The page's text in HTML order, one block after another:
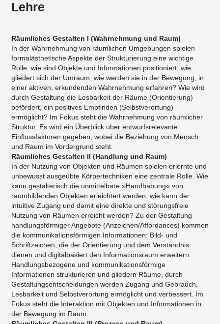
Lehre
Räumliches Gestalten I (Wahrnehmung und Raum)
In der Wahrnehmung von räumlichen Umgebungen spielen
formalästhetische Aspekte der Strukturierung eine wichtige
Rolle: wie sind Objekte und Informationen positioniert, wie
gliedert sich der Umraum, wie werden sie in der Bewegung, in
einer aktiven, erkundenden Wahrnehmung erfahren? Wie wird
durch Gestaltung die Lesbarkeit der Räume (Orientierung)
befördert, ein positives Empfinden (Selbstverortung)
ermöglicht? Im Fokus steht die Wahrnehmung von räumlicher
Struktur. Es wird ein Überblick über entwurfsrelevante
Einflussfaktoren gegeben, wobei die Beziehung von Mensch
und Raum im Vordergrund steht.
Räumliches Gestalten II (Handlung und Raum)
In der Nutzung von Objekten und Räumen spielen erlernte und
unbewusst ausgeübte Körpertechniken eine zentrale Rolle. Wie
kann gestalterisch die unmittelbare »Handhabung« von
raumbildenden Objekten erleichtert werden, wie kann der
intuitive Zugang und damit eine direkte und störungsfreie
Nutzung von Räumen erreicht werden? Zu der Gestaltung
handlungsförmiger Angebote (Anzeichen/Affordances) kommen
die kommunikationsförmigen Informationen: Bild- und
Schriftzeichen, die der Orientierung und dem Verständnis
dienen und digitalbasiert den Informationsraum erweitern.
Handlungsbezogene und kommunikationsförmige
Informationen strukturieren und gliedern Räume, durch
Gestaltungsentscheidungen werden Zugang und Gebrauch,
Lesbarkeit und Selbstverortung ermöglicht und verbessert. Im
Fokus steht die Interaktion mit Objekten und Informationen in
der Bewegung im Raum.